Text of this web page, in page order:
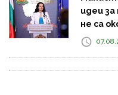
идеи
не са